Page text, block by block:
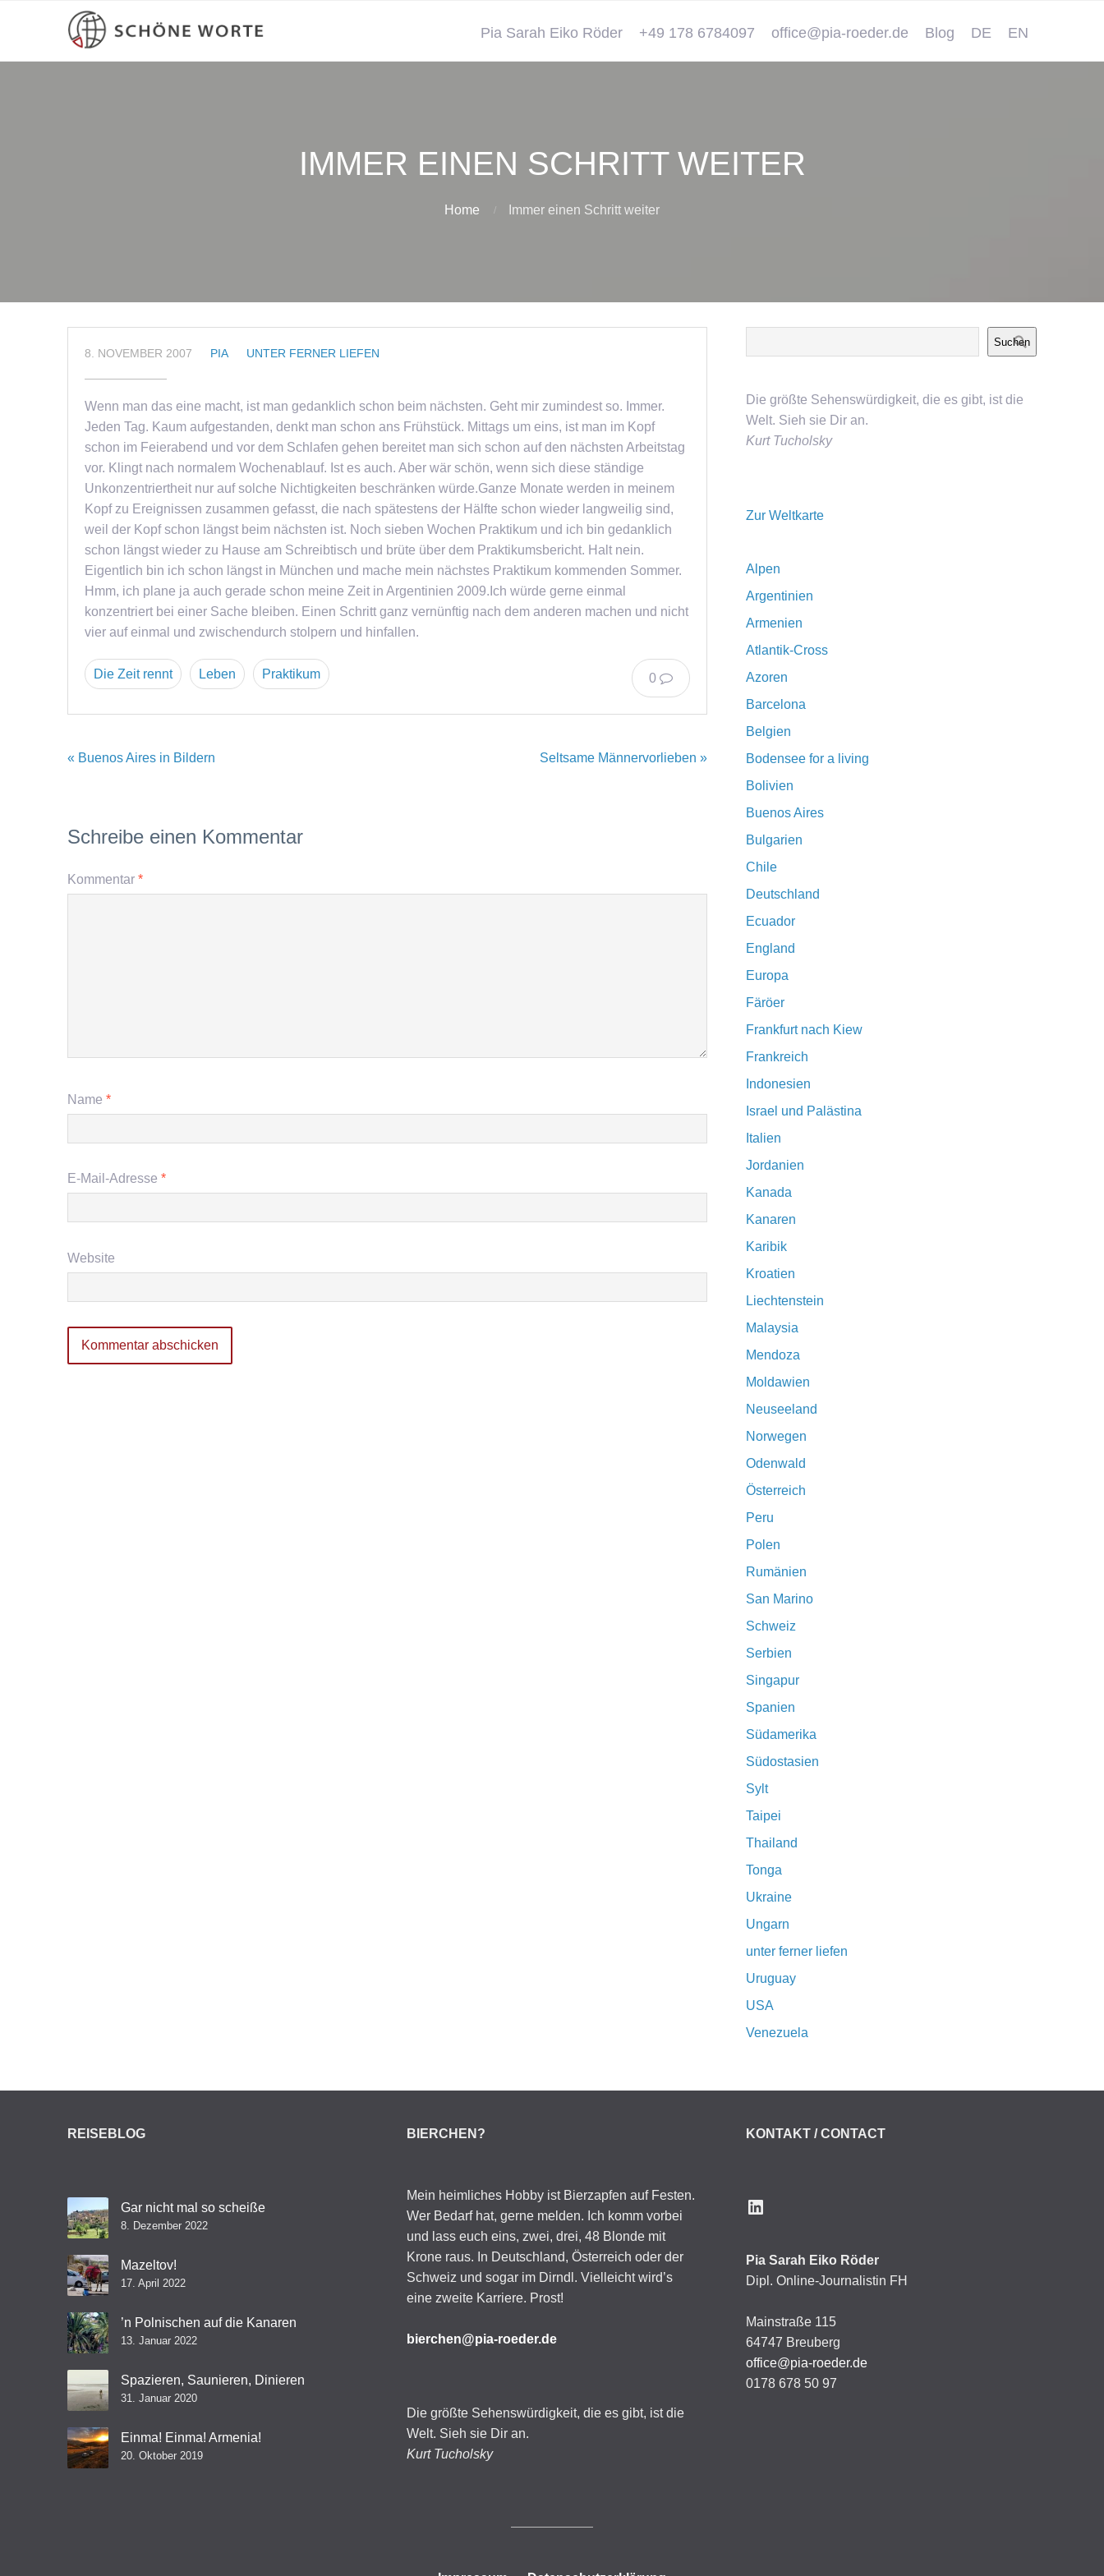
Pia Sarah Eiko Röder +49 178 6784097 office@pia-roeder.de Blog DE EN
IMMER EINEN SCHRITT WEITER
Home Immer einen Schritt weiter
8. NOVEMBER 2007 PIA UNTER FERNER LIEFEN
Wenn man das eine macht, ist man gedanklich schon beim nächsten. Geht mir zumindest so. Immer.
Jeden Tag. Kaum aufgestanden, denkt man schon ans Frühstück. Mittags um eins, ist man im Kopf
schon im Feierabend und vor dem Schlafen gehen bereitet man sich schon auf den nächsten Arbeitstag
vor. Klingt nach normalem Wochenablauf. Ist es auch. Aber wär schön, wenn sich diese ständige
Unkonzentriertheit nur auf solche Nichtigkeiten beschränken würde.Ganze Monate werden in meinem
Kopf zu Ereignissen zusammen gefasst, die nach spätestens der Hälfte schon wieder langweilig sind,
weil der Kopf schon längst beim nächsten ist. Noch sieben Wochen Praktikum und ich bin gedanklich
schon längst wieder zu Hause am Schreibtisch und brüte über dem Praktikumsbericht. Halt nein.
Eigentlich bin ich schon längst in München und mache mein nächstes Praktikum kommenden Sommer.
Hmm, ich plane ja auch gerade schon meine Zeit in Argentinien 2009.Ich würde gerne einmal
konzentriert bei einer Sache bleiben. Einen Schritt ganz vernünftig nach dem anderen machen und nicht
vier auf einmal und zwischendurch stolpern und hinfallen.
0
Die Zeit rennt Leben Praktikum
« Buenos Aires in Bildern Seltsame Männervorlieben »
Schreibe einen Kommentar
Kommentar *
Name *
E-Mail-Adresse *
Website
Suchen
Die größte Sehenswürdigkeit, die es gibt, ist die
Welt. Sieh sie Dir an.
Kurt Tucholsky
Zur Weltkarte
Alpen
Argentinien
Armenien
Atlantik-Cross
Azoren
Barcelona
Belgien
Bodensee for a living
Bolivien
Buenos Aires
Bulgarien
Chile
Deutschland
Ecuador
England
Europa
Färöer
Frankfurt nach Kiew
Frankreich
Indonesien
Israel und Palästina
Italien
Jordanien
Kanada
Kanaren
Karibik
Kroatien
Liechtenstein
Malaysia
Mendoza
Moldawien
Neuseeland
Norwegen
Odenwald
Österreich
Peru
Polen
Rumänien
San Marino
Schweiz
Serbien
Singapur
Spanien
Südamerika
Südostasien
Sylt
Taipei
Thailand
Tonga
Ukraine
Ungarn
unter ferner liefen
Uruguay
USA
Venezuela
REISEBLOG
Gar nicht mal so scheiße
8. Dezember 2022
Mazeltov!
17. April 2022
’n Polnischen auf die Kanaren
13. Januar 2022
Spazieren, Saunieren, Dinieren
31. Januar 2020
Einma! Einma! Armenia!
20. Oktober 2019
BIERCHEN?
Mein heimliches Hobby ist Bierzapfen auf Festen.
Wer Bedarf hat, gerne melden. Ich komm vorbei
und lass euch eins, zwei, drei, 48 Blonde mit
Krone raus. In Deutschland, Österreich oder der
Schweiz und sogar im Dirndl. Vielleicht wird’s
eine zweite Karriere. Prost!
bierchen@pia-roeder.de
Die größte Sehenswürdigkeit, die es gibt, ist die
Welt. Sieh sie Dir an.
Kurt Tucholsky
KONTAKT / CONTACT
LinkedIn
Pia Sarah Eiko Röder
Dipl. Online-Journalistin FH
Mainstraße 115
64747 Breuberg
office@pia-roeder.de
0178 678 50 97